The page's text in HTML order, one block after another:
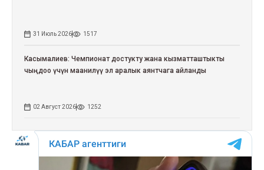
31 Июль 2026 1517
Касымалиев: Чемпионат достукту жана кызматташтыкты
чыңдоо үчүн маанилүү эл аралык аянтчага айланды
02 Август 2026 1252